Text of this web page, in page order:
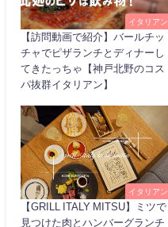
イタリアン
【訪問動画で紹介】バールチッ
チャでピザランチとディナーし
てきたっちゃ【神戸北野のコス
パ抜群イタリアン】
イタリアン
【GRILL ITALY MITSU】ミツで
見つけた肉とハンバーグランチ